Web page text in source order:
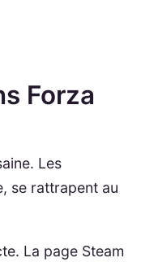
Forza
Les
se rattrapent au
La page Steam